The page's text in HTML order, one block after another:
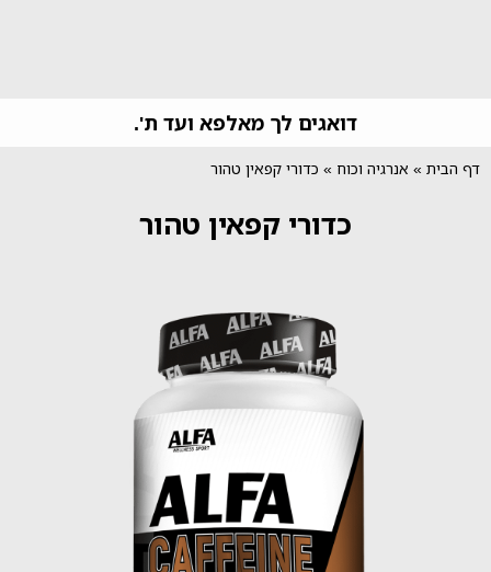
דואגים לך מאלפא ועד ת'.
דף הבית » אנרגיה וכוח » כדורי קפאין טהור
כדורי קפאין טהור